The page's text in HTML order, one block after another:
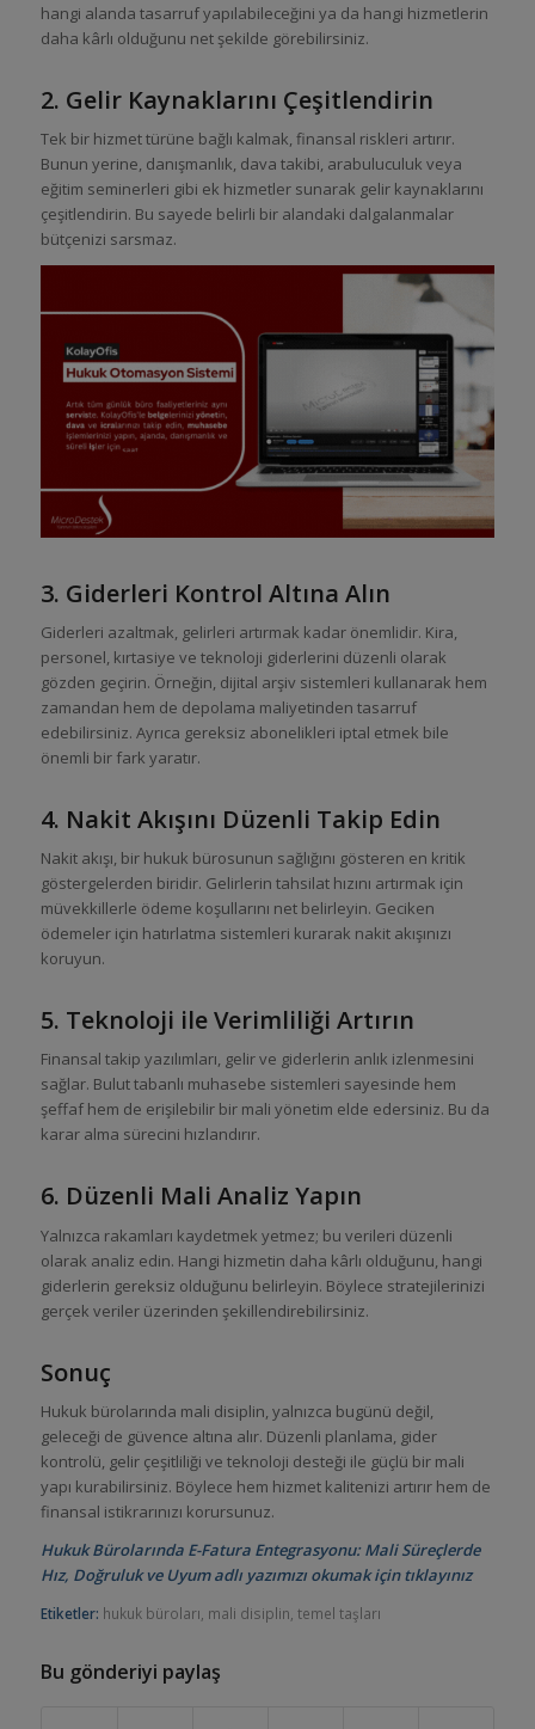
hangi alanda tasarruf yapılabileceğini ya da hangi hizmetlerin
daha kârlı olduğunu net şekilde görebilirsiniz.
2. Gelir Kaynaklarını Çeşitlendirin
Tek bir hizmet türüne bağlı kalmak, finansal riskleri artırır.
Bunun yerine, danışmanlık, dava takibi, arabuluculuk veya
eğitim seminerleri gibi ek hizmetler sunarak gelir kaynaklarını
çeşitlendirin. Bu sayede belirli bir alandaki dalgalanmalar
bütçenizi sarsmaz.
3. Giderleri Kontrol Altına Alın
Giderleri azaltmak, gelirleri artırmak kadar önemlidir. Kira,
personel, kırtasiye ve teknoloji giderlerini düzenli olarak
gözden geçirin. Örneğin, dijital arşiv sistemleri kullanarak hem
zamandan hem de depolama maliyetinden tasarruf
edebilirsiniz. Ayrıca gereksiz abonelikleri iptal etmek bile
önemli bir fark yaratır.
4. Nakit Akışını Düzenli Takip Edin
Nakit akışı, bir hukuk bürosunun sağlığını gösteren en kritik
göstergelerden biridir. Gelirlerin tahsilat hızını artırmak için
müvekkillerle ödeme koşullarını net belirleyin. Geciken
ödemeler için hatırlatma sistemleri kurarak nakit akışınızı
koruyun.
5. Teknoloji ile Verimliliği Artırın
Finansal takip yazılımları, gelir ve giderlerin anlık izlenmesini
sağlar. Bulut tabanlı muhasebe sistemleri sayesinde hem
şeffaf hem de erişilebilir bir mali yönetim elde edersiniz. Bu da
karar alma sürecini hızlandırır.
6. Düzenli Mali Analiz Yapın
Yalnızca rakamları kaydetmek yetmez; bu verileri düzenli
olarak analiz edin. Hangi hizmetin daha kârlı olduğunu, hangi
giderlerin gereksiz olduğunu belirleyin. Böylece stratejilerinizi
gerçek veriler üzerinden şekillendirebilirsiniz.
Sonuç
Hukuk bürolarında mali disiplin, yalnızca bugünü değil,
geleceği de güvence altına alır. Düzenli planlama, gider
kontrolü, gelir çeşitliliği ve teknoloji desteği ile güçlü bir mali
yapı kurabilirsiniz. Böylece hem hizmet kalitenizi artırır hem de
finansal istikrarınızı korursunuz.
Hukuk Bürolarında E-Fatura Entegrasyonu: Mali Süreçlerde
Hız, Doğruluk ve Uyumadlı yazımızı okumak için tıklayınız
Etiketler: hukuk büroları mali disiplin temel taşları
Bu gönderiyi paylaş